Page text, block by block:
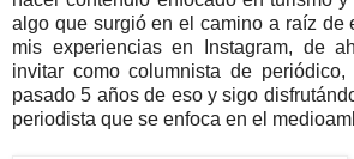
algo que surgió en el camino a raíz de
mis experiencias en Instagram, de
invitar como columnista de
pasado 5 años de eso y sigo
periodista que se enfoca en el